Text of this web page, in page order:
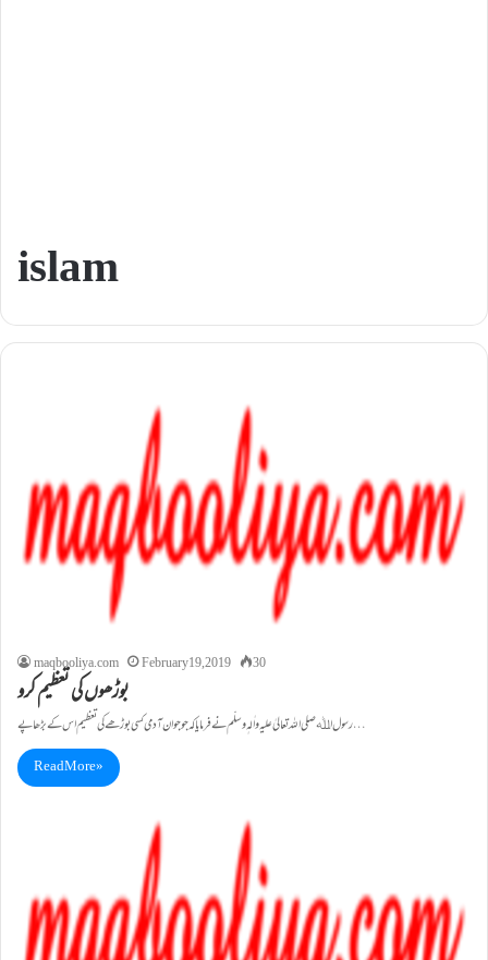
islam
maqbooliya.com February 19, 2019 30
بوڑھوں کی تعظیم کرو
رسول اﷲصلی اللہ تعالیٰ علیہ واٰلہٖ وسلّم نے فرمایا کہ جو جوان آدمی کسی بوڑھے کی تعظیم اس کے بڑھاپے…
Read More »